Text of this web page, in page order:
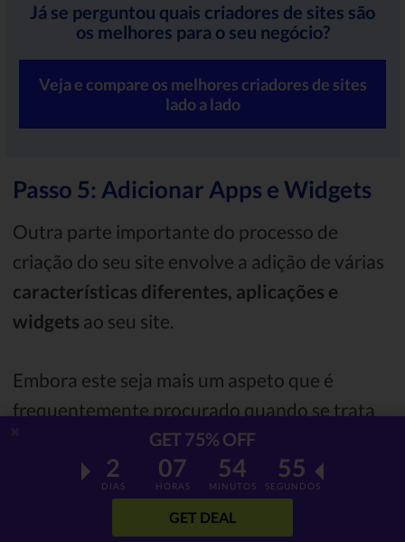
Já se perguntou quais criadores de sites são
os melhores para o seu negócio?
Veja e compare os melhores criadores de sites
lado a lado
Passo 5: Adicionar Apps e Widgets
Outra parte importante do processo de
criação do seu site envolve a adição de várias
características diferentes, aplicações e
widgets ao seu site.
Embora este seja mais um aspeto que é
frequentemente procurado quando se trata
de tutoriais Wix, o construtor encontrou uma
forma de otimizar bastante bem o processo
de adição de várias aplicações à sua página.
GET 75% OFF
2
DIAS
07
HORAS
54
MINUTOS
54
SEGUNDOS
GET DEAL